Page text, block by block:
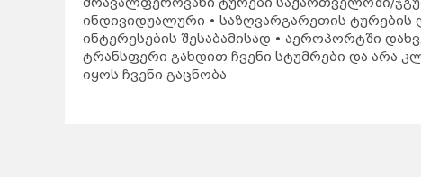
მრავალფეროვანი ტურები საქართველოში/
ინდივიდუალური • საზღვარგარეთის ტურების
ინტერესების შესაბამისად • აეროპორტში
ტრანსფერი გახდით ჩვენი სტუმრები და არა
იყოს ჩვენი გაცნობა